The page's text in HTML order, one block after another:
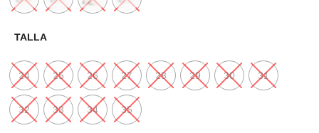
TALLA
24 25 26 27 28 29 30 31
32 33 34 35